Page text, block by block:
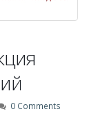
0 Comments